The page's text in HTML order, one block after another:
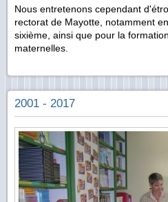
Nous entretenons cependant
rectorat de Mayotte, notamment
sixième, ainsi que pour la
maternelles.
2001 - 2017